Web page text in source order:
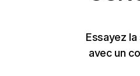
Essayez
avec un